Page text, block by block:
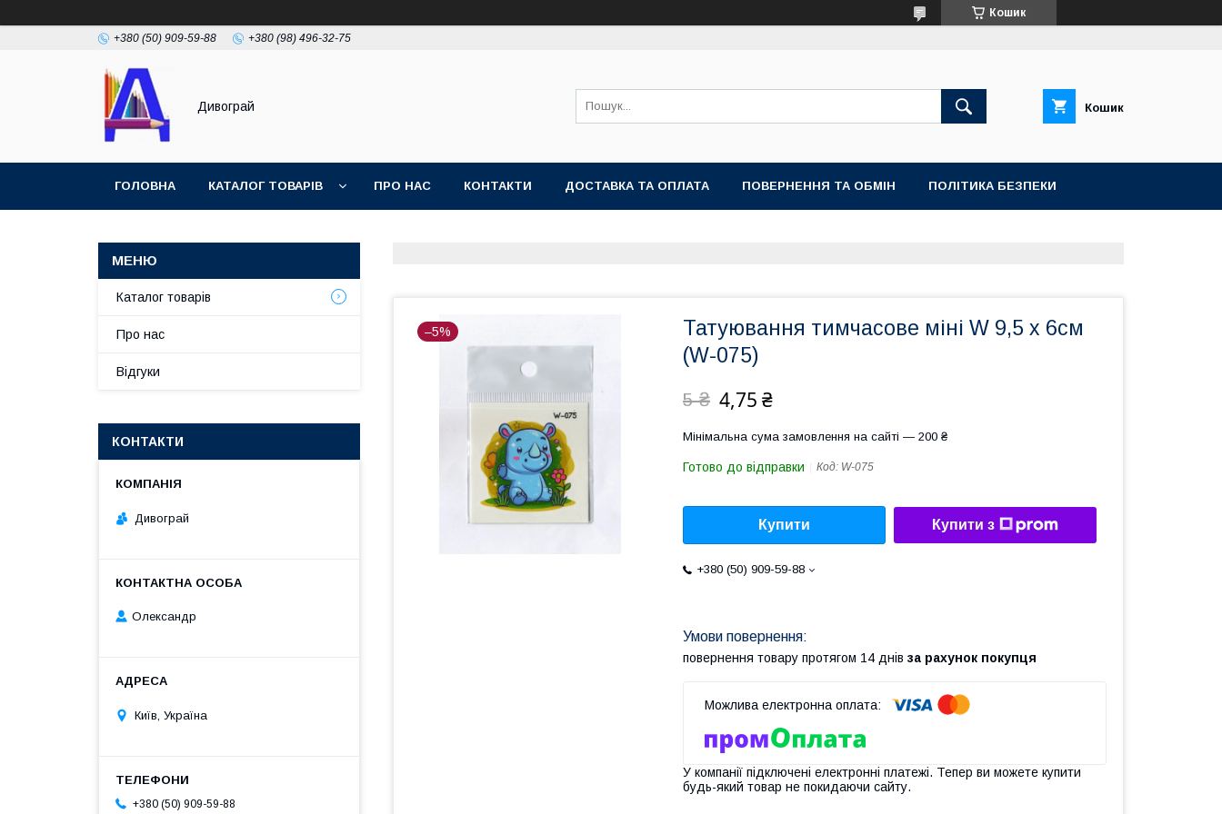
Кошик
+380 (50) 909-59-88 +380 (98) 496-32-75
Дивограй Кошик
ГОЛОВНА КАТАЛОГ ТОВАРІВ ПРО НАС КОНТАКТИ ДОСТАВКА ТА ОПЛАТА ПОВЕРНЕННЯ ТА ОБМІН ПОЛІТИКА БЕЗПЕКИ
–5%
Татуювання тимчасове міні W 9,5 х 6см
(W-075)
5 ₴ 4,75 ₴
Мінімальна сума замовлення на сайті — 200 ₴
Готово до відправки Код: W-075
Купити Купити з
+380 (50) 909-59-88
повернення товару протягом 14 днів за рахунок покупця
У компанії підключені електронні платежі. Тепер ви можете купити
будь-який товар не покидаючи сайту.
Каталог товарів
Про нас
Відгуки
КОНТАКТИ
Дивограй
Олександр
Київ, Україна
+380 (50) 909-59-88